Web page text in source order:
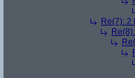
Re(7): 2